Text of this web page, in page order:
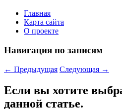
Главная
Карта сайта
О проекте
Навигация по записям
← Предыдущая Следующая →
Если вы хотите
данной статье.